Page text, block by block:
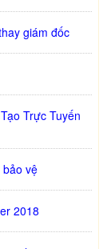
giám đốc
Trực Tuyến
bảo vệ
2018